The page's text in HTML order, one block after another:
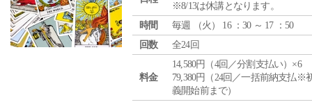
※8/13は休講となります。
時間
毎週 （火 ） 16 ：30 ～ 17 ：50
回数
全24回
料金
14,580円（4回／分割支払い）×6
79,380円（24回／一括前納支払※
義開始前まで）